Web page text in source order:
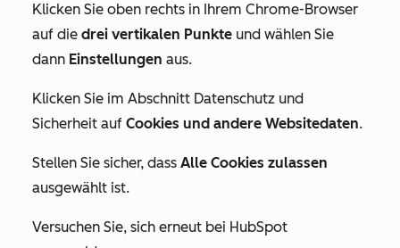
Klicken Sie oben rechts in Ihrem Chrome-Browser
auf die drei vertikalen Punkte und wählen Sie
dann Einstellungen aus.
Klicken Sie im Abschnitt Datenschutz und
Sicherheit auf Cookies und andere Websitedaten.
Stellen Sie sicher, dass Alle Cookies zulassen
ausgewählt ist.
Versuchen Sie, sich erneut bei HubSpot